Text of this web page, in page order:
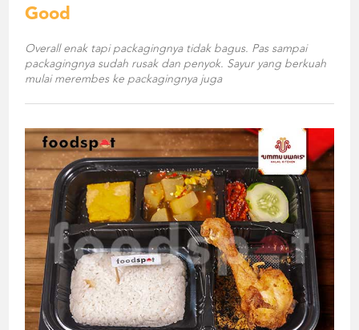
Good
Overall enak tapi packagingnya tidak bagus. Pas sampai
packagingnya sudah rusak dan penyok. Sayur yang berkuah
mulai merembes ke packagingnya juga